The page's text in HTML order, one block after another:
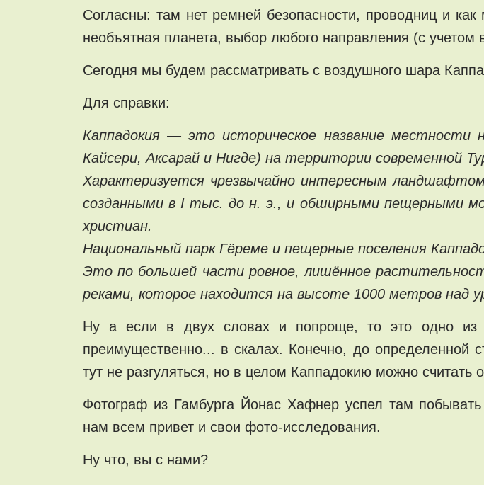
Согласны: там нет ремней безопасности, проводниц и
необъятная планета, выбор любого направления (с учетом
Сегодня мы будем рассматривать с воздушного шара
Для справки:
Каппадокия — это историческое название
Кайсери, Аксарай и Нигде) на территории современной
Характеризуется чрезвычайно интересным
созданными в I тыс. до н. э., и обширными пещерными
христиан.
Национальный парк Гёреме и пещерные поселения
Это по большей части ровное, лишённое
реками, которое находится на высоте 1000 метров над
Ну а если в двух словах и попроще, то это одно из
преимущественно... в скалах. Конечно, до
тут не разгуляться, но в целом Каппадокию можно считать
Фотограф из Гамбурга Йонас Хафнер успел там
нам всем привет и свои фото-исследования.
Ну что, вы с нами?